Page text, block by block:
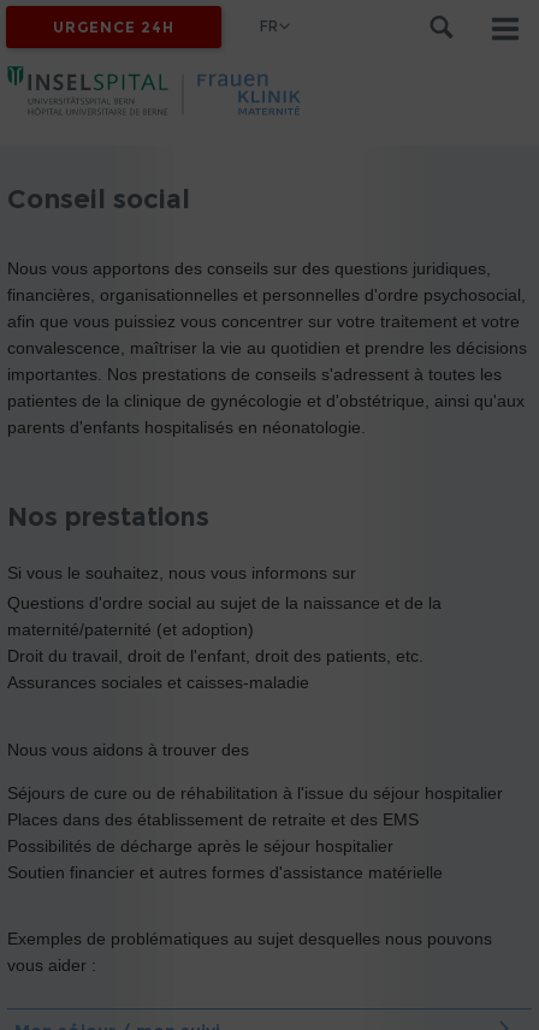
URGENCE 24H FR
Conseil social
Nous vous apportons des conseils sur des questions juridiques,
financières, organisationnelles et personnelles d'ordre psychosocial,
afin que vous puissiez vous concentrer sur votre traitement et votre
convalescence, maîtriser la vie au quotidien et prendre les décisions
importantes. Nos prestations de conseils s'adressent à toutes les
patientes de la clinique de gynécologie et d'obstétrique, ainsi qu'aux
parents d'enfants hospitalisés en néonatologie.
Nos prestations
Si vous le souhaitez, nous vous informons sur
Questions d'ordre social au sujet de la naissance et de la
maternité/paternité (et adoption)
Droit du travail, droit de l'enfant, droit des patients, etc.
Assurances sociales et caisses-maladie
Nous vous aidons à trouver des
Séjours de cure ou de réhabilitation à l'issue du séjour hospitalier
Places dans des établissement de retraite et des EMS
Possibilités de décharge après le séjour hospitalier
Soutien financier et autres formes d'assistance matérielle
Exemples de problématiques au sujet desquelles nous pouvons
vous aider :